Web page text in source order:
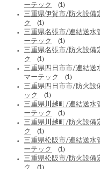
ーテック
(1)
三重県伊賀市/防火設
ク
(1)
三重県名張市/連結送
ーテック
(1)
三重県名張市/防火設
ク
(1)
三重県四日市市/連結
マーテック
(1)
三重県四日市市/防火
ック
(1)
三重県川越町/連結送
ーテック
(1)
三重県川越町/防火設
ク
(1)
三重県松阪市/連結送
ーテック
(1)
三重県松阪市/防火設
ク
(1)